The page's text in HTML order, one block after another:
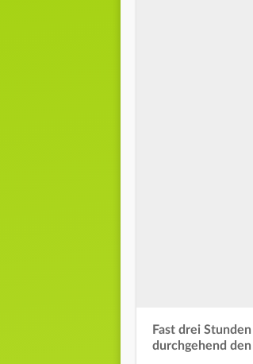
Fast drei
durchgehend